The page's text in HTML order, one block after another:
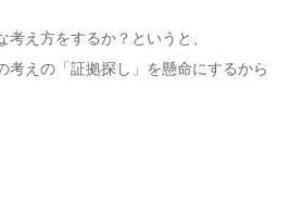
え方をするか？というと、
考えの「証拠探し」を懸命にするから